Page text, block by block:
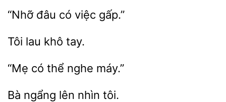
có gấp.”
Tôi
nghe máy.”
ngẩng lên